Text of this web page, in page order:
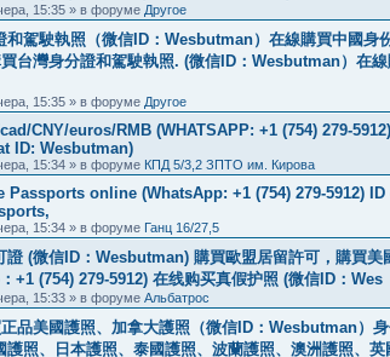
15:35 » в форуме Другое
和駕駛執照（微信ID：Wesbutman）在線購買中國身
台灣身分證和駕駛執照. (微信ID：Wesbutman）在
15:35 » в форуме Другое
CNY/euros/RMB (WHATSAPP: +1 (754) 279-
ID: Wesbutman)
15:34 » в форуме КПД 5/3,2 ЗПТО им. Кирова
Passports online (WhatsApp: +1 (754) 279-5912)
15:34 » в форуме Ганц 16/27,5
證 (微信ID：Wesbutman) 購買歐盟居留許可，購買
+1 (754) 279-5912) 在线购买真假护照 (微信ID：Wes
15:33 » в форуме Альбатрос
品美國護照、加拿大護照（微信ID：Wesbutman）
護照、日本護照、泰國護照、波蘭護照、澳洲護照、